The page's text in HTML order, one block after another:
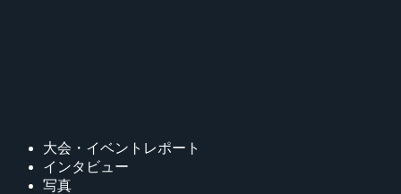
大会・イベントレポート
インタビュー
写真